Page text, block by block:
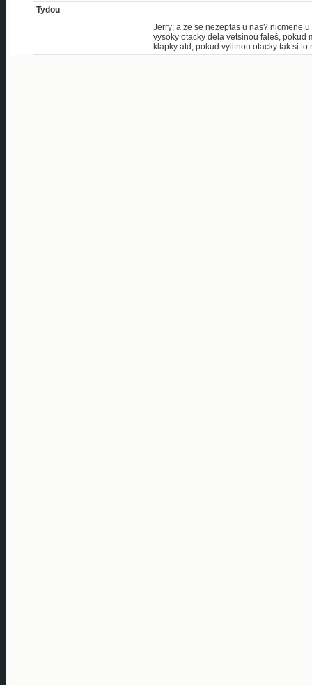
Tydou
Jerry: a ze se nezeptas u nas? nicmene
vysoky otacky dela vetsinou faleš, pokud
klapky atd, pokud vylitnou otacky tak si